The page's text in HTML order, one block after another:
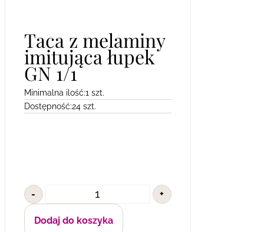
Taca z melaminy
imitująca łupek
GN 1/1
Minimalna ilość:1 szt.
Dostępność:24 szt.
- +
Dodaj do koszyka